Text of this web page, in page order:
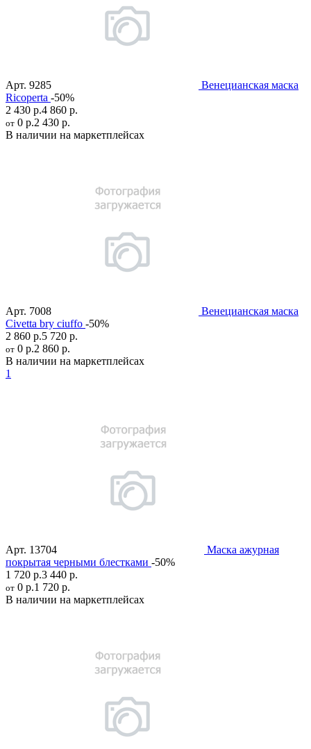
Арт. 9285
Венецианская маска
Ricoperta -50%
2 430 р.4 860 р.
от 0 р.2 430 р.
В наличии на маркетплейсах
Арт. 7008
Венецианская маска
Civetta bry ciuffo -50%
2 860 р.5 720 р.
от 0 р.2 860 р.
В наличии на маркетплейсах
1
Арт. 13704
Маска ажурная
покрытая черными блестками -50%
1 720 р.3 440 р.
от 0 р.1 720 р.
В наличии на маркетплейсах